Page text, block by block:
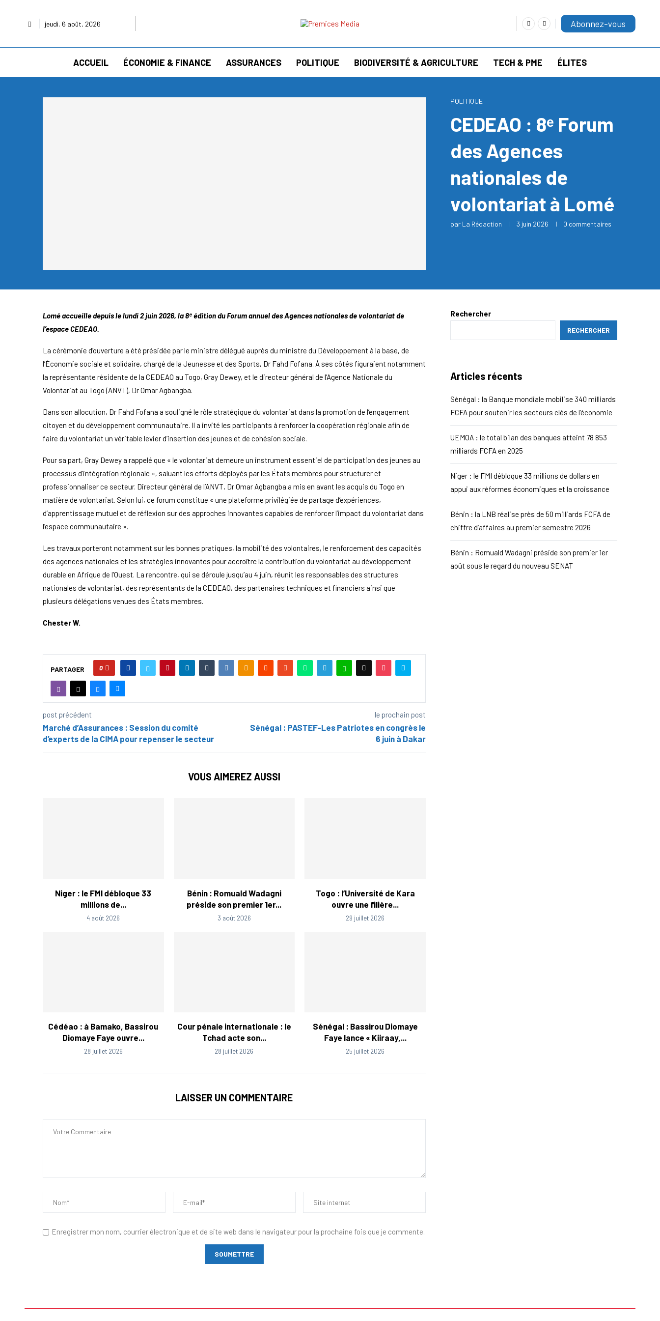
jeudi, 6 août, 2026 Abonnez-vous
ACCUEIL ÉCONOMIE & FINANCE ASSURANCES POLITIQUE BIODIVERSITÉ & AGRICULTURE TECH & PME ÉLITES
POLITIQUE
CEDEAO : 8ᵉ Forum
des Agences
nationales de
volontariat à Lomé
par La Rédaction 3 juin 2026 0 commentaires
Lomé accueille depuis le lundi 2 juin 2026, la 8ᵉ édition du Forum annuel des Agences nationales de volontariat de
l’espace CEDEAO.
La cérémonie d’ouverture a été présidée par le ministre délégué auprès du ministre du Développement à la base, de
l’Économie sociale et solidaire, chargé de la Jeunesse et des Sports, Dr Fahd Fofana. À ses côtés figuraient notamment
la représentante résidente de la CEDEAO au Togo, Gray Dewey, et le directeur général de l’Agence Nationale du
Volontariat au Togo (ANVT), Dr Omar Agbangba.
Dans son allocution, Dr Fahd Fofana a souligné le rôle stratégique du volontariat dans la promotion de l’engagement
citoyen et du développement communautaire. Il a invité les participants à renforcer la coopération régionale afin de
faire du volontariat un véritable levier d’insertion des jeunes et de cohésion sociale.
Pour sa part, Gray Dewey a rappelé que « le volontariat demeure un instrument essentiel de participation des jeunes au
processus d’intégration régionale », saluant les efforts déployés par les États membres pour structurer et
professionnaliser ce secteur. Directeur général de l’ANVT, Dr Omar Agbangba a mis en avant les acquis du Togo en
matière de volontariat. Selon lui, ce forum constitue « une plateforme privilégiée de partage d’expériences,
d’apprentissage mutuel et de réflexion sur des approches innovantes capables de renforcer l’impact du volontariat dans
l’espace communautaire ».
Les travaux porteront notamment sur les bonnes pratiques, la mobilité des volontaires, le renforcement des capacités
des agences nationales et les stratégies innovantes pour accroître la contribution du volontariat au développement
durable en Afrique de l’Ouest. La rencontre, qui se déroule jusqu’au 4 juin, réunit les responsables des structures
nationales de volontariat, des représentants de la CEDEAO, des partenaires techniques et financiers ainsi que
plusieurs délégations venues des États membres.
Chester W.
PARTAGER 0
post précédent
Marché d’Assurances : Session du comité
d’experts de la CIMA pour repenser le secteur
le prochain post
Sénégal : PASTEF-Les Patriotes en congrès le
6 juin à Dakar
VOUS AIMEREZ AUSSI
Niger : le FMI débloque 33
millions de...
4 août 2026
Bénin : Romuald Wadagni
préside son premier 1er...
3 août 2026
Togo : l’Université de Kara
ouvre une filière...
29 juillet 2026
Cédéao : à Bamako, Bassirou
Diomaye Faye ouvre...
28 juillet 2026
Cour pénale internationale : le
Tchad acte son...
28 juillet 2026
Sénégal : Bassirou Diomaye
Faye lance « Kiiraay,...
25 juillet 2026
LAISSER UN COMMENTAIRE
Enregistrer mon nom, courrier électronique et de site web dans le navigateur pour la prochaine fois que je commente.
Rechercher
RECHERCHER
Articles récents
Sénégal : la Banque mondiale mobilise 340 milliards
FCFA pour soutenir les secteurs clés de l’économie
UEMOA : le total bilan des banques atteint 78 853
milliards FCFA en 2025
Niger : le FMI débloque 33 millions de dollars en
appui aux réformes économiques et la croissance
Bénin : la LNB réalise près de 50 milliards FCFA de
chiffre d’affaires au premier semestre 2026
Bénin : Romuald Wadagni préside son premier 1er
août sous le regard du nouveau SENAT